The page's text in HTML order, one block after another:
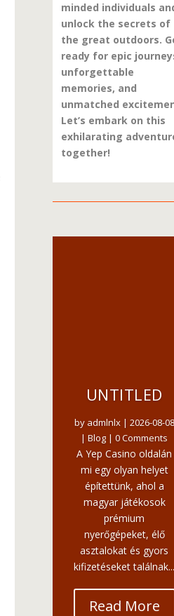
minded individuals
unlock the secrets of
the great outdoors.
ready for epic
unforgettable
memories, and
unmatched
Let’s embark on this
exhilarating
together!
UNTITLED
by admlnlx| 2026-08-08
|Blog | 0 Comments
A Yep Casino oldalán
mi egy olyan helyet
építettünk, ahol a
magyar játékosok
prémium
nyerőgépeket, élő
asztalokat és gyors
kifizetéseket találnak...
Read More